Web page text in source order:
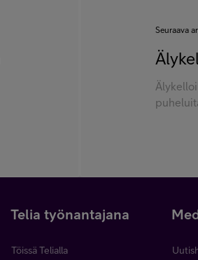
Seuraava
Telia työnantajana
Töissä Telialla